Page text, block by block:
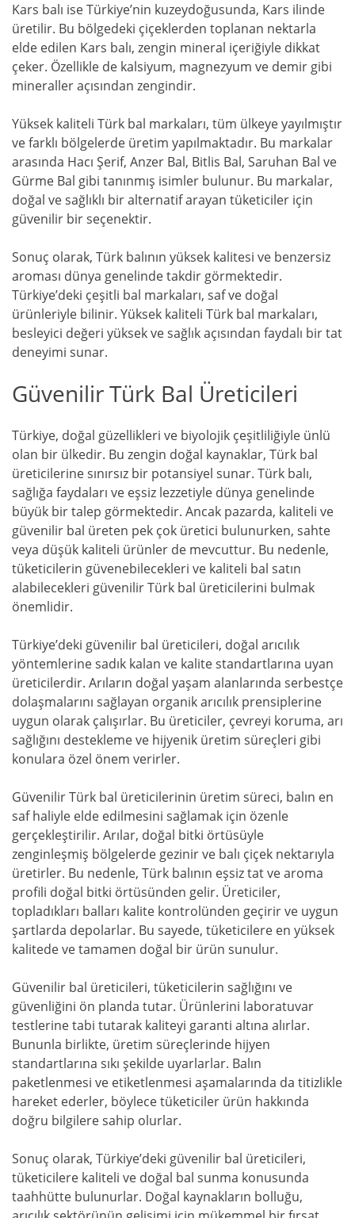
Kars balı ise Türkiye’nin kuzeydoğusunda, Kars ilinde
üretilir. Bu bölgedeki çiçeklerden toplanan nektarla
elde edilen Kars balı, zengin mineral içeriğiyle dikkat
çeker. Özellikle de kalsiyum, magnezyum ve demir gibi
mineraller açısından zengindir.
Yüksek kaliteli Türk bal markaları, tüm ülkeye yayılmıştır
ve farklı bölgelerde üretim yapılmaktadır. Bu markalar
arasında Hacı Şerif, Anzer Bal, Bitlis Bal, Saruhan Bal ve
Gürme Bal gibi tanınmış isimler bulunur. Bu markalar,
doğal ve sağlıklı bir alternatif arayan tüketiciler için
güvenilir bir seçenektir.
Sonuç olarak, Türk balının yüksek kalitesi ve benzersiz
aroması dünya genelinde takdir görmektedir.
Türkiye’deki çeşitli bal markaları, saf ve doğal
ürünleriyle bilinir. Yüksek kaliteli Türk bal markaları,
besleyici değeri yüksek ve sağlık açısından faydalı bir tat
deneyimi sunar.
Güvenilir Türk Bal Üreticileri
Türkiye, doğal güzellikleri ve biyolojik çeşitliliğiyle ünlü
olan bir ülkedir. Bu zengin doğal kaynaklar, Türk bal
üreticilerine sınırsız bir potansiyel sunar. Türk balı,
sağlığa faydaları ve eşsiz lezzetiyle dünya genelinde
büyük bir talep görmektedir. Ancak pazarda, kaliteli ve
güvenilir bal üreten pek çok üretici bulunurken, sahte
veya düşük kaliteli ürünler de mevcuttur. Bu nedenle,
tüketicilerin güvenebilecekleri ve kaliteli bal satın
alabilecekleri güvenilir Türk bal üreticilerini bulmak
önemlidir.
Türkiye’deki güvenilir bal üreticileri, doğal arıcılık
yöntemlerine sadık kalan ve kalite standartlarına uyan
üreticilerdir. Arıların doğal yaşam alanlarında serbestçe
dolaşmalarını sağlayan organik arıcılık prensiplerine
uygun olarak çalışırlar. Bu üreticiler, çevreyi koruma, arı
sağlığını destekleme ve hijyenik üretim süreçleri gibi
konulara özel önem verirler.
Güvenilir Türk bal üreticilerinin üretim süreci, balın en
saf haliyle elde edilmesini sağlamak için özenle
gerçekleştirilir. Arılar, doğal bitki örtüsüyle
zenginleşmiş bölgelerde gezinir ve balı çiçek nektarıyla
üretirler. Bu nedenle, Türk balının eşsiz tat ve aroma
profili doğal bitki örtüsünden gelir. Üreticiler,
topladıkları balları kalite kontrolünden geçirir ve uygun
şartlarda depolarlar. Bu sayede, tüketicilere en yüksek
kalitede ve tamamen doğal bir ürün sunulur.
Güvenilir bal üreticileri, tüketicilerin sağlığını ve
güvenliğini ön planda tutar. Ürünlerini laboratuvar
testlerine tabi tutarak kaliteyi garanti altına alırlar.
Bununla birlikte, üretim süreçlerinde hijyen
standartlarına sıkı şekilde uyarlarlar. Balın
paketlenmesi ve etiketlenmesi aşamalarında da titizlikle
hareket ederler, böylece tüketiciler ürün hakkında
doğru bilgilere sahip olurlar.
Sonuç olarak, Türkiye’deki güvenilir bal üreticileri,
tüketicilere kaliteli ve doğal bal sunma konusunda
taahhütte bulunurlar. Doğal kaynakların bolluğu,